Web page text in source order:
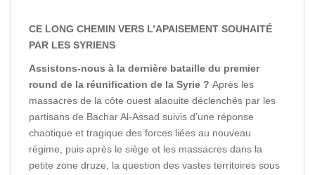
CE LONG CHEMIN VERS L’APAISEMENT SOUHAITÉ
PAR LES SYRIENS
Assistons-nous à la dernière bataille du premier
round de la réunification de la Syrie ? Après les
massacres de la côte ouest alaouite déclenchés par les
partisans de Bachar Al-Assad suivis d’une réponse
chaotique et tragique des forces liées au nouveau
régime, puis après le siège et les massacres dans la
petite zone druze, la question des vastes territoires sous